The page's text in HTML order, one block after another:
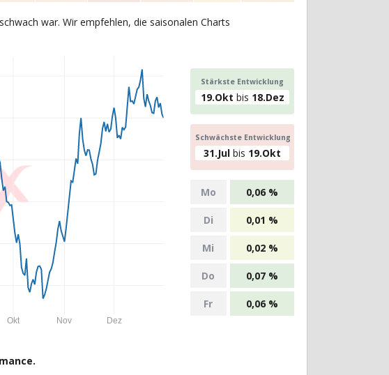
war. Wir empfehlen, die saisonalen Charts
Okt Nov Dez
Stärkste Entwicklung
19.Okt bis 18.Dez
Schwächste Entwicklung
31.Jul bis 19.Okt
Mo 0,06 %
Di 0,01 %
Mi 0,02 %
Do 0,07 %
Fr 0,06 %